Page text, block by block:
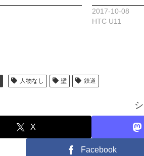
2017-10-08
HTC U11
人物なし 壁 鉄道
X
Facebook